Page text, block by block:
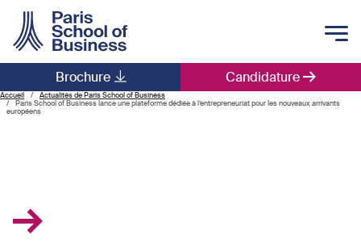
Candidature
Brochure
Main navigation
Accueil
Actualités de Paris School of Business
Paris School of Business lance une plateforme dédiée à l’entrepreneuriat pour les nouveaux arrivants
européens